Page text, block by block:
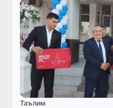
Таълим